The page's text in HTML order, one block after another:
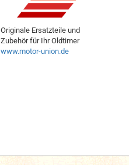
Originale Ersatzteile und
Zubehör für Ihr Oldtimer
www.motor-union.de